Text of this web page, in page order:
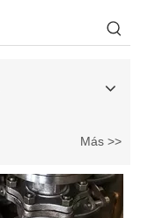
Más >>